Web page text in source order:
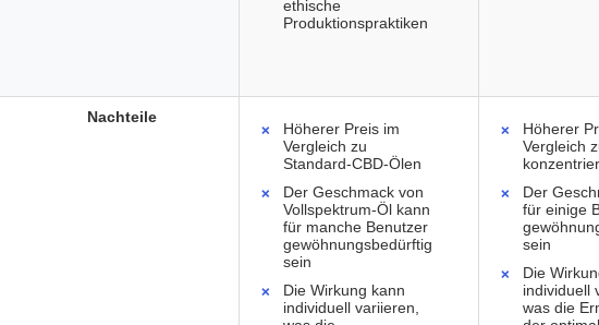
ethische
Produktionspraktiken
Höherer Preis im
Vergleich zu
Standard-CBD-Ölen
Der Geschmack von
Vollspektrum-Öl kann
für manche Benutzer
gewöhnungsbedürftig
sein
Die Wirkung kann
individuell variieren,
Höherer
Vergleich
Der
für einige
sein
Die
individuell
was die
Nachteile